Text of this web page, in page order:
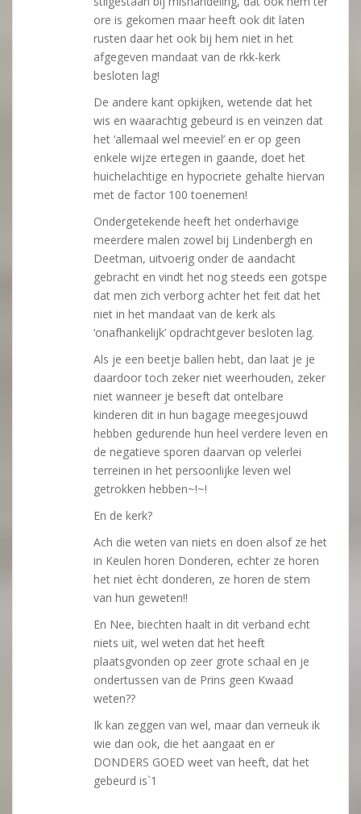
ore is gekomen maar heeft ook dit laten
rusten daar het ook bij hem niet in het
afgegeven mandaat van de rkk-kerk
besloten lag!
De andere kant opkijken, wetende dat het
wis en waarachtig gebeurd is en veinzen dat
het ‘allemaal wel meeviel’ en er op geen
enkele wijze ertegen in gaande, doet het
huichelachtige en hypocriete gehalte hiervan
met de factor 100 toenemen!
Ondergetekende heeft het onderhavige
meerdere malen zowel bij Lindenbergh en
Deetman, uitvoerig onder de aandacht
gebracht en vindt het nog steeds een gotspe
dat men zich verborg achter het feit dat het
niet in het mandaat van de kerk als
‘onafhankelijk’ opdrachtgever besloten lag.
Als je een beetje ballen hebt, dan laat je je
daardoor toch zeker niet weerhouden, zeker
niet wanneer je beseft dat ontelbare
kinderen dit in hun bagage meegesjouwd
hebben gedurende hun heel verdere leven en
de negatieve sporen daarvan op velerlei
terreinen in het persoonlijke leven wel
getrokken hebben~!~!
En de kerk?
Ach die weten van niets en doen alsof ze het
in Keulen horen Donderen, echter ze horen
het niet ècht donderen, ze horen de stem
van hun geweten!!
En Nee, biechten haalt in dit verband echt
niets uit, wel weten dat het heeft
plaatsgvonden op zeer grote schaal en je
ondertussen van de Prins geen Kwaad
weten??
Ik kan zeggen van wel, maar dan verneuk ik
wie dan ook, die het aangaat en er
DONDERS GOED weet van heeft, dat het
gebeurd is`1